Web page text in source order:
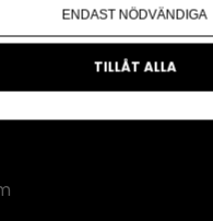
ENDAST NÖDVÄNDIGA
TILLÅT ALLA